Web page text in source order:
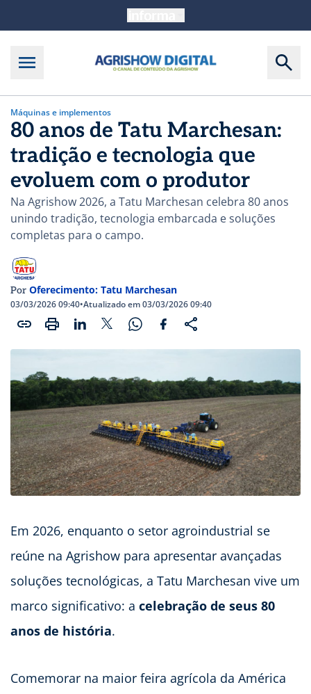
Máquinas e implementos
80 anos de Tatu Marchesan:
tradição e tecnologia que
evoluem com o produtor
Na Agrishow 2026, a Tatu Marchesan celebra 80 anos
unindo tradição, tecnologia embarcada e soluções
completas para o campo.
Por Oferecimento: Tatu Marchesan
03/03/2026 09:40•Atualizado em 03/03/2026 09:40
Em 2026, enquanto o setor agroindustrial se
reúne na Agrishow para apresentar avançadas
soluções tecnológicas, a Tatu Marchesan vive um
marco significativo: a celebração de seus 80
anos de história.
Comemorar na maior feira agrícola da América